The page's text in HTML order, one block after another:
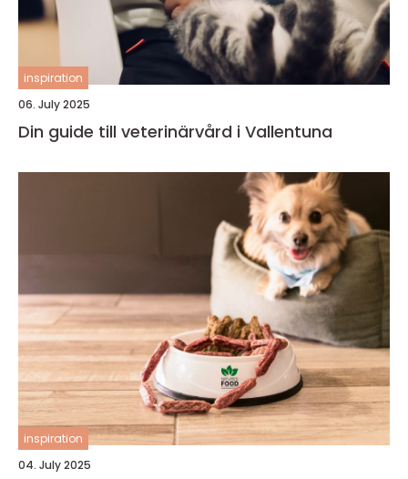
inspiration
06. July 2025
Din guide till veterinärvård i Vallentuna
inspiration
04. July 2025